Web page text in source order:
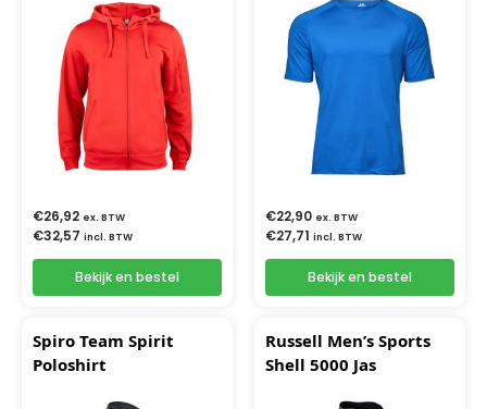
€26,92 ex. BTW
€32,57 incl. BTW
Bekijk en bestel
€22,90 ex. BTW
€27,71 incl. BTW
Bekijk en bestel
Spiro Team Spirit
Poloshirt
Russell Men’s Sports
Shell 5000 Jas